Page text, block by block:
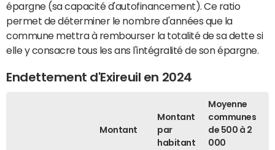
épargne (sa capacité d'autofinancement). Ce ratio
permet de déterminer le nombre d'années que la
commune mettra à rembourser la totalité de sa dette si
elle y consacre tous les ans l'intégralité de son épargne.
Endettement d'Exireuil en 2024
Montant
Montant
par
habitant
Moyenne
communes
de 500 à 2
000